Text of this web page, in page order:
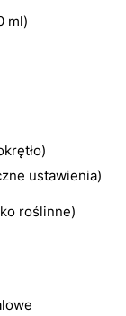
ml)
ustawienia)
roślinne)